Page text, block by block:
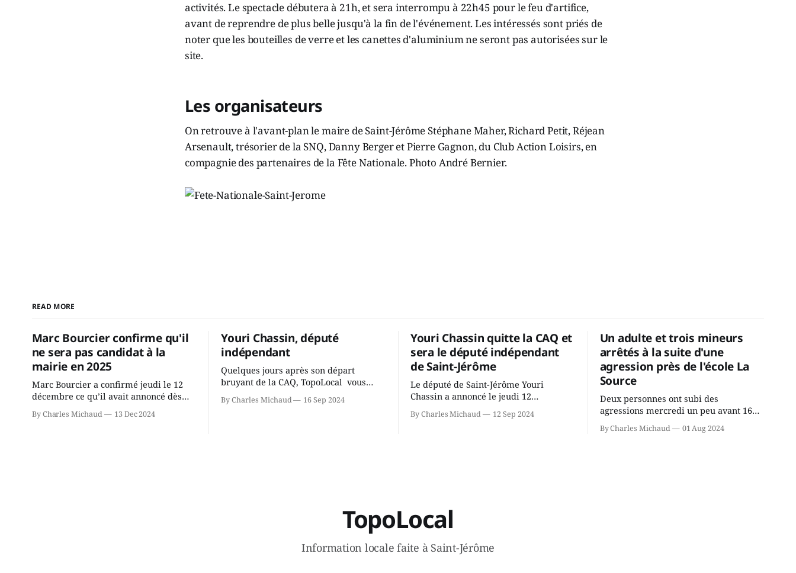
activités. Le spectacle débutera à 21h, et sera interrompu à 22h45 pour le feu d'artifice,
avant de reprendre de plus belle jusqu'à la fin de l'événement. Les intéressés sont priés de
noter que les bouteilles de verre et les canettes d'aluminium ne seront pas autorisées sur le
site.
Les organisateurs
On retrouve à l'avant-plan le maire de Saint-Jérôme Stéphane Maher, Richard Petit, Réjean
Arsenault, trésorier de la SNQ, Danny Berger et Pierre Gagnon, du Club Action Loisirs, en
compagnie des partenaires de la Fête Nationale. Photo André Bernier.
READ MORE
Marc Bourcier confirme qu'il
ne sera pas candidat à la
mairie en 2025
Marc Bourcier a confirmé jeudi le 12
décembre ce qu’il avait annoncé dès
2021: il ne sollicitera pas de deuxième
mandat à titre de maire de Saint-
By Charles Michaud 13 Dec 2024
Youri Chassin, député
indépendant
Quelques jours après son départ
bruyant de la CAQ, TopoLocal vous
présente une conversation avec Youri
Chassin. Nous avons causé de sa
By Charles Michaud 16 Sep 2024
Youri Chassin quitte la CAQ et
sera le député indépendant
de Saint-Jérôme
Le député de Saint-Jérôme Youri
Chassin a annoncé le jeudi 12
septembre qu'il quitte le caucus de la
Coalition Avenir Québec de François
By Charles Michaud 12 Sep 2024
Un adulte et trois mineurs
arrêtés à la suite d'une
agression près de l'école La
Source
Deux personnes ont subi des
agressions mercredi un peu avant 16h
à proximité de l'école primaire La
Source dans le secteur Bellefeuille de
By Charles Michaud 01 Aug 2024
TopoLocal
Information locale faite à Saint-Jérôme